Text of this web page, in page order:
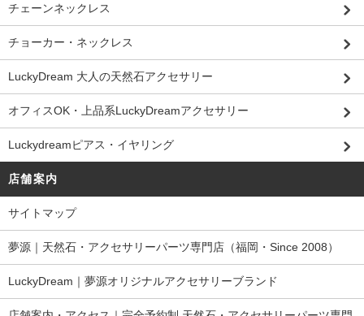
チェーンネックレス
チョーカー・ネックレス
LuckyDream 大人の天然石アクセサリー
オフィスOK・上品系LuckyDreamアクセサリー
Luckydreamピアス・イヤリング
店舗案内
サイトマップ
夢源｜天然石・アクセサリーパーツ専門店（福岡・Since 2008）
LuckyDream｜夢源オリジナルアクセサリーブランド